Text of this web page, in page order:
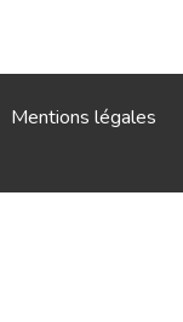
Mentions légales